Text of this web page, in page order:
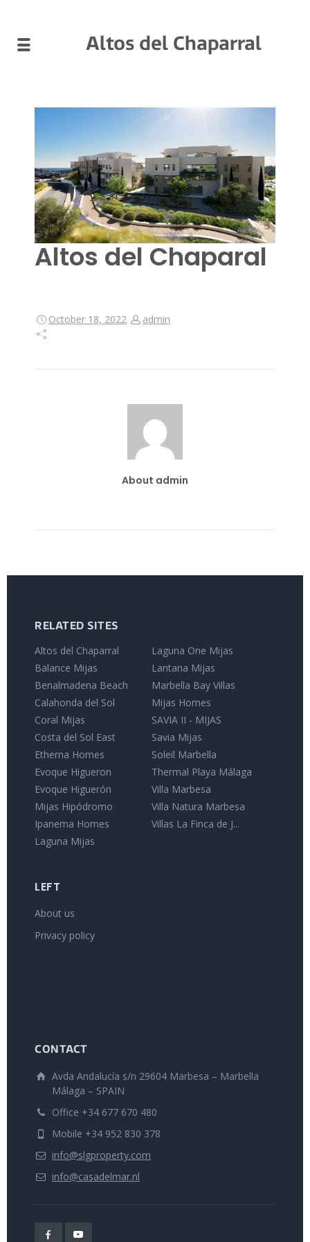
Altos del Chaparral
Altos del Chaparal
October 18, 2022 admin
About admin
RELATED SITES
Altos del Chaparral
Balance Mijas
Benalmadena Beach
Calahonda del Sol
Coral Mijas
Costa del Sol East
Etherna Homes
Evoque Higueron
Evoque Higuerón
Mijas Hipódromo
Ipanema Homes
Laguna Mijas
Laguna One Mijas
Lantana Mijas
Marbella Bay Villas
Mijas Homes
SAVIA II - MIJAS
Savia Mijas
Soleil Marbella
Thermal Playa Málaga
Villa Marbesa
Villa Natura Marbesa
Villas La Finca de J...
LEFT
About us
Privacy policy
CONTACT
Avda Andalucía s/n 29604 Marbesa – Marbella
Málaga – SPAIN
Office +34 677 670 480
Mobile +34 952 830 378
info@slgproperty.com
info@casadelmar.nl